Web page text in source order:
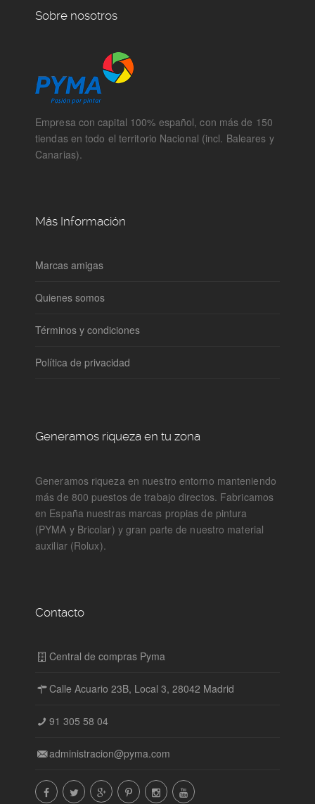
Sobre nosotros
Empresa con capital 100% español, con más de 150
tiendas en todo el territorio Nacional (incl. Baleares y
Canarias).
Más Información
Marcas amigas
Quienes somos
Términos y condiciones
Política de privacidad
Generamos riqueza en tu zona
Generamos riqueza en nuestro entorno manteniendo
más de 800 puestos de trabajo directos. Fabricamos
en España nuestras marcas propias de pintura
(PYMA y Bricolar) y gran parte de nuestro material
auxiliar (Rolux).
Contacto
Central de compras Pyma
Calle Acuario 23B, Local 3, 28042 Madrid
91 305 58 04
administracion@pyma.com